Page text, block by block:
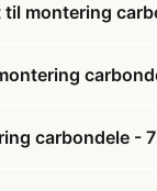
montering
carbondele -